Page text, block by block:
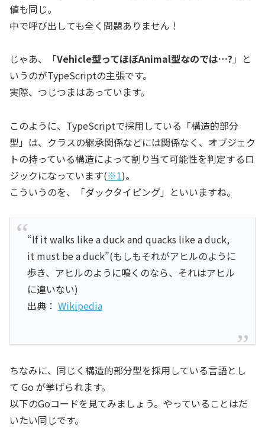
値も同じ。
中で呼び出しても全く問題ありません！
じゃあ、「Vehicle型ってほぼAnimal型なのでは…? 」と
いうのがTypeScriptの主張です。
実際、つじつまはあっています。
このように、TypeScriptで採用している「構造的部分
型」は、クラスの継承関係などには関係なく、オブジェク
トの持っている構造によって割り当て可能性を判定するロ
ジックになっています(※1)。
こういうのを、「ダックタイピング」といいますね。
“If it walks like a duck and quacks like a duck,
it must be a duck”(もしもそれがアヒルのように
歩き、アヒルのように鳴くのなら、それはアヒル
に違いない)
出典： Wikipedia
ちなみに、同じく構造的部分型を採用している言語とし
て Go が挙げられます。
以下のGoコードを見てみましょう。やっていることはだ
いたい同じです。